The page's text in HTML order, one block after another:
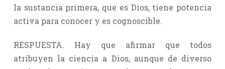
la sustancia primera, que es Dios, tiene potencia
activa para conocer y es cognoscible.
RESPUESTA. Hay que afirmar que todos
atribuyen la ciencia a Dios, aunque de diverso